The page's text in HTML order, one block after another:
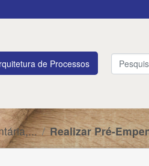
de Processos
Realizar Pré-